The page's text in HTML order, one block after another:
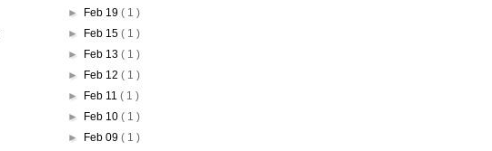
►
Feb 19( 1 )
►
Feb 15( 1 )
►
Feb 13( 1 )
►
Feb 12( 1 )
►
Feb 11( 1 )
►
Feb 10( 1 )
►
Feb 09( 1 )